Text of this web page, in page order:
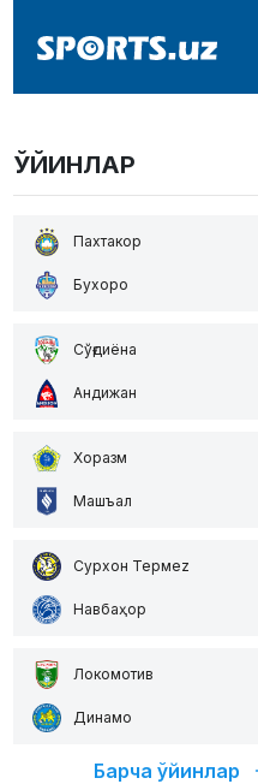
ЎЙИНЛАР
Пахтакор
Бухоро
Сўғдиёна
Андижан
Хоразм
Машъал
Сурхон Термеz
Навбаҳор
Локомотив
Динамо
Барча ўйинлар